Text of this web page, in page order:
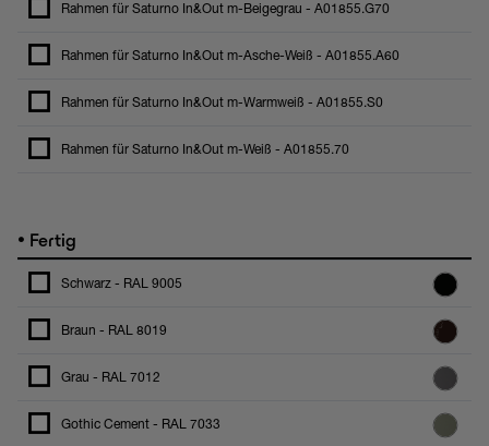
Rahmen für Saturno In&Out m-Beigegrau - A01855.G70
Rahmen für Saturno In&Out m-Asche-Weiß - A01855.A60
Rahmen für Saturno In&Out m-Warmweiß - A01855.S0
Rahmen für Saturno In&Out m-Weiß - A01855.70
• Fertig
Schwarz - RAL 9005
Braun - RAL 8019
Grau - RAL 7012
Gothic Cement - RAL 7033